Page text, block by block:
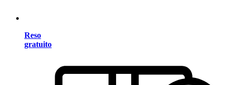
Reso
gratuito